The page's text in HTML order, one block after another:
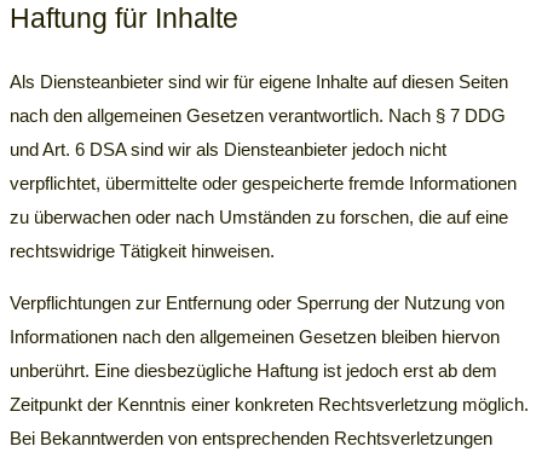
Haftung für Inhalte
Als Diensteanbieter sind wir für eigene Inhalte auf diesen Seiten
nach den allgemeinen Gesetzen verantwortlich. Nach § 7 DDG
und Art. 6 DSAsind wir als Diensteanbieter jedoch nicht
verpflichtet, übermittelte oder gespeicherte fremde Informationen
zu überwachen oder nach Umständen zu forschen, die auf eine
rechtswidrige Tätigkeit hinweisen.
Verpflichtungen zur Entfernung oder Sperrung der Nutzung von
Informationen nach den allgemeinen Gesetzen bleiben hiervon
unberührt. Eine diesbezügliche Haftung ist jedoch erst ab dem
Zeitpunkt der Kenntnis einer konkreten Rechtsverletzung möglich.
Bei Bekanntwerden von entsprechenden Rechtsverletzungen